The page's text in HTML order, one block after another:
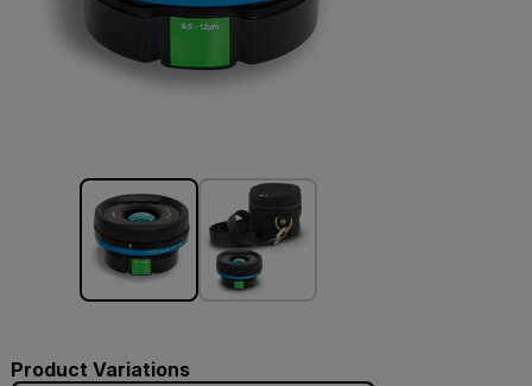
Product Variations